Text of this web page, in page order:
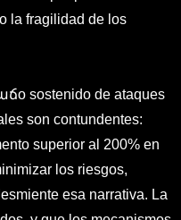
la fragilidad de los
sostenido de ataques
son contundentes:
superior al 200% en
los riesgos,
esa narrativa. La